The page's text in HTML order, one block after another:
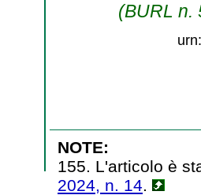
(BURL n.
NOTE:
155. L'articolo è
2024, n. 14.